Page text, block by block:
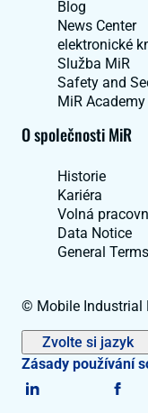
Blog
News Center
elektronické
Služba MiR
Safety and
MiR Academy
O společnosti MiR
Historie
Kariéra
Volná
Data Notice
General
© Mobile Industrial
Zvolte si jazyk
Zásady používání